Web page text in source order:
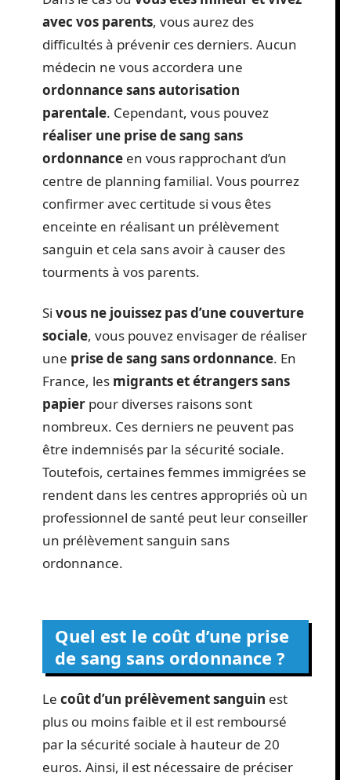
avec vos parents, vous aurez des
difficultés à prévenir ces derniers. Aucun
médecin ne vous accordera une
ordonnance sans autorisation
parentale. Cependant, vous pouvez
réaliser une prise de sang sans
ordonnance en vous rapprochant d’un
centre de planning familial. Vous pourrez
confirmer avec certitude si vous êtes
enceinte en réalisant un prélèvement
sanguin et cela sans avoir à causer des
tourments à vos parents.
Si vous ne jouissez pas d’une couverture
sociale, vous pouvez envisager de réaliser
une prise de sang sans ordonnance. En
France, les migrants et étrangers sans
papier pour diverses raisons sont
nombreux. Ces derniers ne peuvent pas
être indemnisés par la sécurité sociale.
Toutefois, certaines femmes immigrées se
rendent dans les centres appropriés où un
professionnel de santé peut leur conseiller
un prélèvement sanguin sans
ordonnance.
Quel est le coût d’une prise
de sang sans ordonnance ?
Le coût d’un prélèvement sanguin est
plus ou moins faible et il est remboursé
par la sécurité sociale à hauteur de 20
euros. Ainsi, il est nécessaire de préciser